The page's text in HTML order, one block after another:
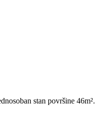
stan površine 46m².